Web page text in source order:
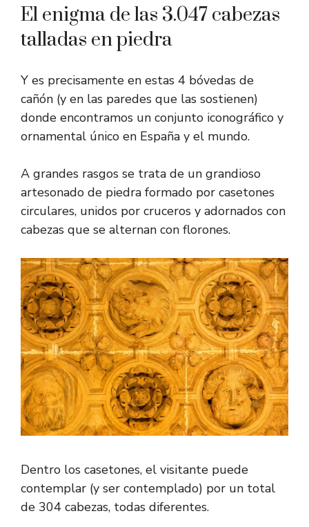
El enigma de las 3.047 cabezas
talladas en piedra
Y es precisamente en estas 4 bóvedas de
cañón (y en las paredes que las sostienen)
donde encontramos un conjunto iconográfico y
ornamental único en España y el mundo.
A grandes rasgos se trata de un grandioso
artesonado de piedra formado por casetones
circulares, unidos por cruceros y adornados con
cabezas que se alternan con florones.
Dentro los casetones, el visitante puede
contemplar (y ser contemplado) por un total
de 304 cabezas, todas diferentes.